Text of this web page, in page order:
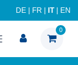
DE FR IT EN
0